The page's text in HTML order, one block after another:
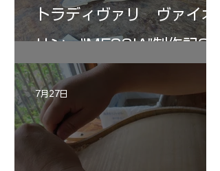
トラディヴァリ ヴァイオ
リン ”MESSIA"制作記33
7月27日